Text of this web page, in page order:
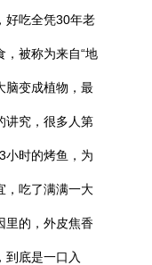
到骨骼外，
我最珍视
国
”
顽童
的小
好吃全凭30年老
，被称为来自“地
脑变成植物，最
讲究，很多人第
小时的烤鱼，为
，吃了满满一大
里的，外皮焦香
到底是一口入